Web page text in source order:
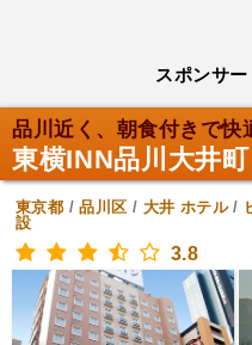
スポンサー
品川近く、朝食付きで快
東横INN品川大井町
東京都 /品川区 / 大井 ホテル/
設
3.8